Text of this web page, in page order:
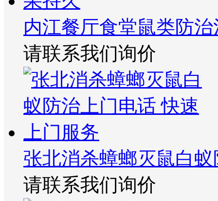
内江餐厅食堂鼠类防
请联系我们询价
张北消杀蟑螂灭鼠白
请联系我们询价